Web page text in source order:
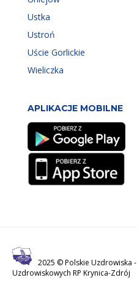
Ustka
Ustroń
Uście Gorlickie
Wieliczka
APLIKACJE MOBILNE
2025 © Polskie Uzdrowiska -
Uzdrowiskowych RP Krynica-Zdrój